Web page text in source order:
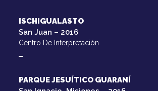
ISCHIGUALASTO
San Juan – 2016
Centro De Interpretación
PARQUE JESUÍTICO GUARANÍ